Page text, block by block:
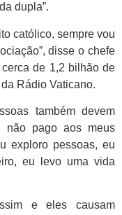
dupla”.
católico, sempre vou
disse o chefe
de 1,2 bilhão de
Rádio Vaticano.
também devem
não pago aos meus
exploro pessoas, eu
eu levo uma vida
e eles causam